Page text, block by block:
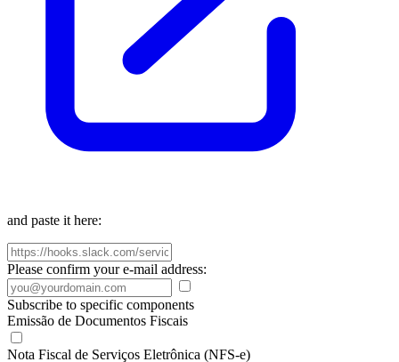
and paste it here:
Please confirm your e-mail address:
Subscribe to specific components
Emissão de Documentos Fiscais
Nota Fiscal de Serviços Eletrônica (NFS-e)